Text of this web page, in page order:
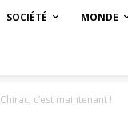
SOCIÉTÉ MONDE
Chirac, c’est maintenant !